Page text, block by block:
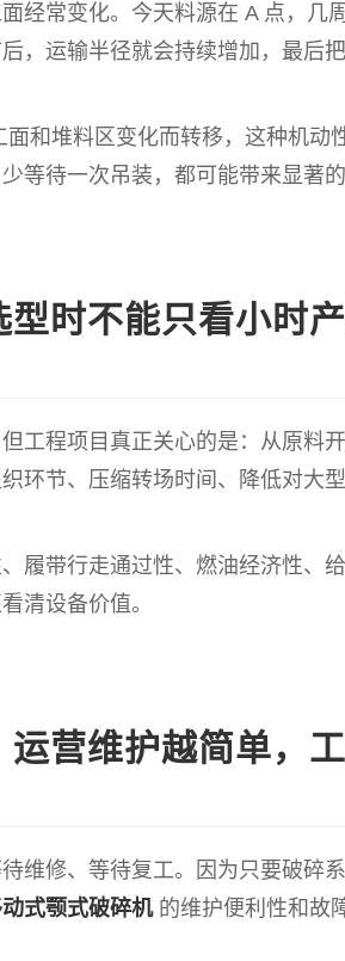
经常变化。今天料源在 A 点，
，运输半径就会持续增加，最后把
和堆料区变化而转移，这种机动
等待一次吊装，都可能带来显著的
型时不能只看小时
工程项目真正关心的是：从原料
环节、压缩转场时间、降低对大
履带行走通过性、燃油经济性、
清设备价值。
运营维护越简单，
维修、等待复工。因为只要破碎
式颚式破碎机的维护便利性和故